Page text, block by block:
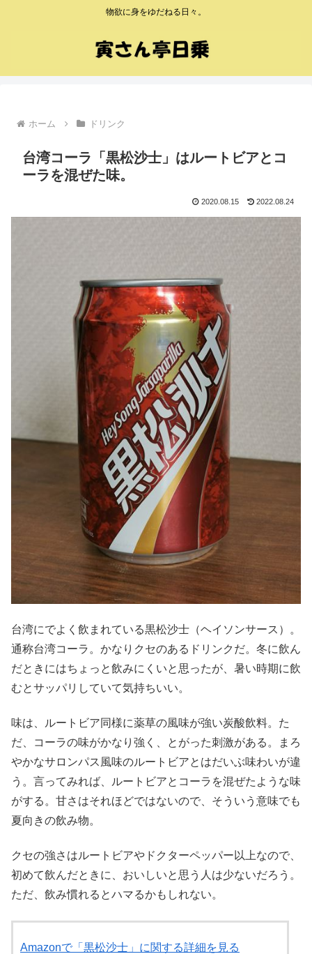
物欲に身をゆだねる日々。
ホーム ドリンク
台湾コーラ「黒松沙士」はルートビアとコ
ーラを混ぜた味。
2020.08.15 2022.08.24
台湾にでよく飲まれている黒松沙士（ヘイソンサース）。
通称台湾コーラ。かなりクセのあるドリンクだ。冬に飲ん
だときにはちょっと飲みにくいと思ったが、暑い時期に飲
むとサッパリしていて気持ちいい。
味は、ルートビア同様に薬草の風味が強い炭酸飲料。た
だ、コーラの味がかなり強く、とがった刺激がある。まろ
やかなサロンパス風味のルートビアとはだいぶ味わいが違
う。言ってみれば、ルートビアとコーラを混ぜたような味
がする。甘さはそれほどではないので、そういう意味でも
夏向きの飲み物。
クセの強さはルートビアやドクターペッパー以上なので、
初めて飲んだときに、おいしいと思う人は少ないだろう。
ただ、飲み慣れるとハマるかもしれない。
Amazonで「黒松沙士」に関する詳細を見る